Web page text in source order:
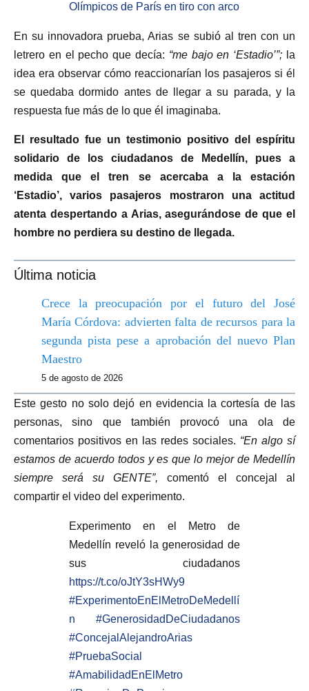
Olímpicos de París en tiro con arco
En su innovadora prueba, Arias se subió al tren con un
letrero en el pecho que decía: “me bajo en ‘Estadio’”; la
idea era observar cómo reaccionarían los pasajeros si él
se quedaba dormido antes de llegar a su parada, y la
respuesta fue más de lo que él imaginaba.
El resultado fue un testimonio positivo del espíritu
solidario de los ciudadanos de Medellín, pues a
medida que el tren se acercaba a la estación
‘Estadio’, varios pasajeros mostraron una actitud
atenta despertando a Arias, asegurándose de que el
hombre no perdiera su destino de llegada.
Última noticia
Crece la preocupación por el futuro del José
María Córdova: advierten falta de recursos para la
segunda pista pese a aprobación del nuevo Plan
Maestro
5 de agosto de 2026
Este gesto no solo dejó en evidencia la cortesía de las
personas, sino que también provocó una ola de
comentarios positivos en las redes sociales. “En algo sí
estamos de acuerdo todos y es que lo mejor de Medellín
siempre será su GENTE”, comentó el concejal al
compartir el video del experimento.
Experimento en el Metro de
Medellín reveló la generosidad de
sus ciudadanos
https://t.co/oJtY3sHWy9
#ExperimentoEnElMetroDeMedellí
n
#GenerosidadDeCiudadanos
#ConcejalAlejandroArias
#PruebaSocial
#AmabilidadEnElMetro